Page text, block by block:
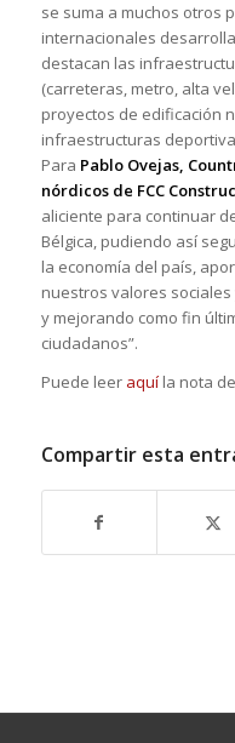
se suma a muchos otros
internacionales
destacan las
(carreteras, metro, alta
proyectos de edificación
infraestructuras
Para Pablo Ovejas,
nórdicos de FCC
aliciente para continuar
Bélgica, pudiendo así
la economía del país,
nuestros valores
y mejorando como fin
ciudadanos”.
Puede leer aquí la nota
Compartir esta